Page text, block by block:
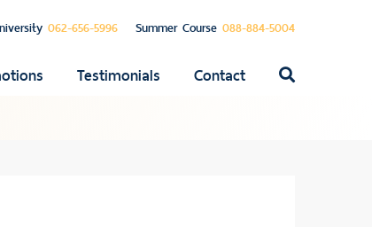
062-656-5996 Summer Course 088-884-5004
Testimonials Contact